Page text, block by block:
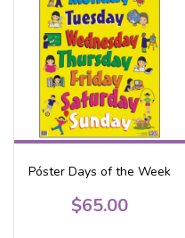
Póster Days of the Week
$65.00